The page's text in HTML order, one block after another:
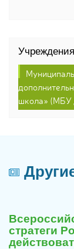
школа»
стратеги